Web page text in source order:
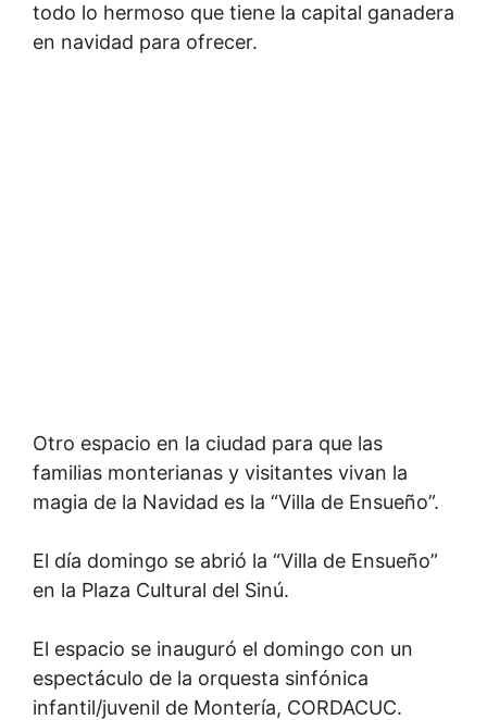
todo lo hermoso que tiene la capital ganadera
en navidad para ofrecer.
Otro espacio en la ciudad para que las
familias monterianas y visitantes vivan la
magia de la Navidad es la “Villa de Ensueño”.
El día domingo se abrió la “Villa de Ensueño”
en la Plaza Cultural del Sinú.
El espacio se inauguró el domingo con un
espectáculo de la orquesta sinfónica
infantil/juvenil de Montería, CORDACUC.